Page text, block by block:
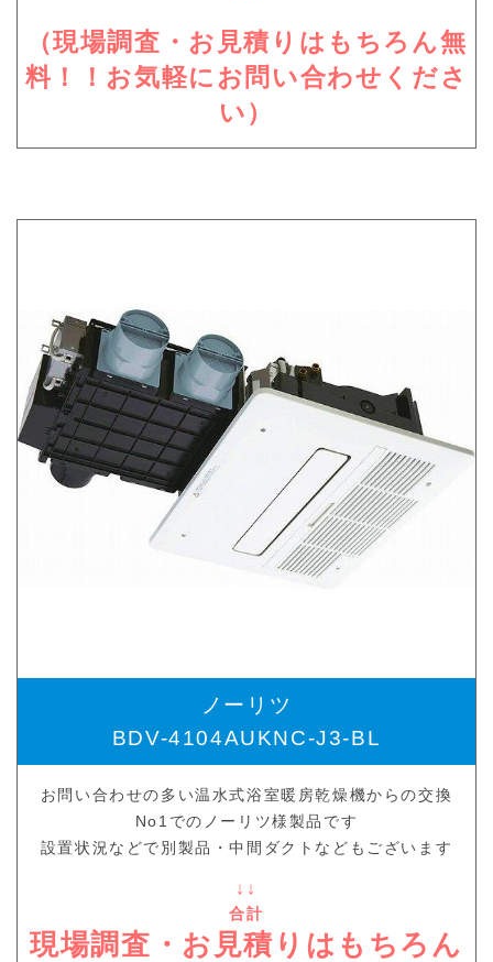
（現場調査・お見積りはもちろん無
料！！お気軽にお問い合わせくださ
い）
ノーリツ
BDV-4104AUKNC-J3-BL
お問い合わせの多い温水式浴室暖房乾燥機からの交換
No1でのノーリツ様製品です
設置状況などで別製品・中間ダクトなどもございます
↓↓
合計
現場調査・お見積りはもちろん